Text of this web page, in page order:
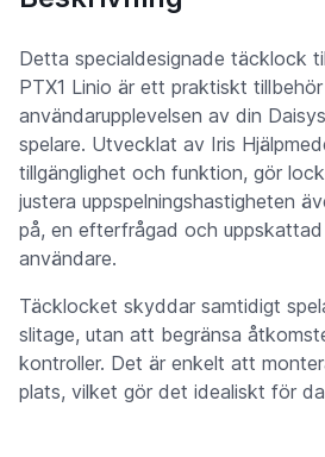
Detta specialdesignade täcklock
PTX1 Linio är ett praktiskt
användarupplevelsen av din
spelare. Utvecklat av Iris
tillgänglighet och funktion, gör
justera uppspelningshastigheten
på, en efterfrågad och
användare.
Täcklocket skyddar samtidigt
slitage, utan att begränsa
kontroller. Det är enkelt att
plats, vilket gör det idealiskt för